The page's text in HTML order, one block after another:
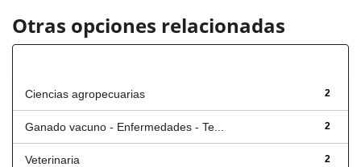
Otras opciones relacionadas
2
Ciencias agropecuarias
2
Ganado vacuno - Enfermedades - Te...
2
Veterinaria